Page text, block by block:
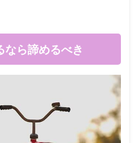
なら諦めるべき